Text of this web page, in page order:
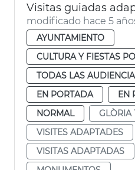
modificado hace 5
AYUNTAMIENTO
CULTURA Y FIESTAS
TODAS LAS
EN PORTADA
EN
NORMAL
GLÒRIA
VISITES ADAPTADES
VISITAS ADAPTADAS